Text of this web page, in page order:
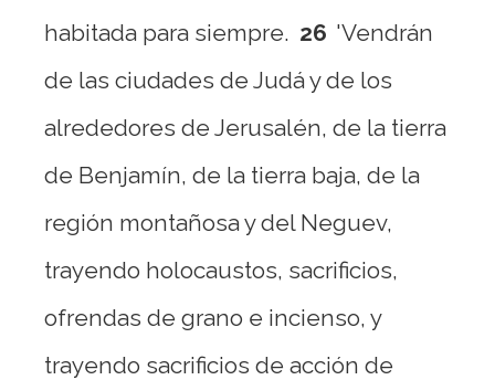
habitada para siempre. 26 'Vendrán
de las ciudades de Judá y de los
alrededores de Jerusalén, de la tierra
de Benjamín, de la tierra baja, de la
región montañosa y del Neguev,
trayendo holocaustos, sacrificios,
ofrendas de grano e incienso, y
trayendo sacrificios de acción de